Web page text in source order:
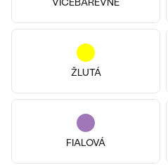
ŽLUTÁ
FIALOVÁ
Pozlacené stříbro - žlutá, Topaz -
lon.